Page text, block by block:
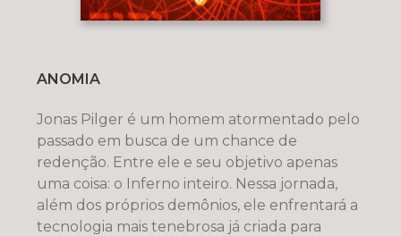
ANOMIA
Jonas Pilger é um homem atormentado pelo
passado em busca de um chance de
redenção. Entre ele e seu objetivo apenas
uma coisa: o Inferno inteiro. Nessa jornada,
além dos próprios demônios, ele enfrentará a
tecnologia mais tenebrosa já criada para